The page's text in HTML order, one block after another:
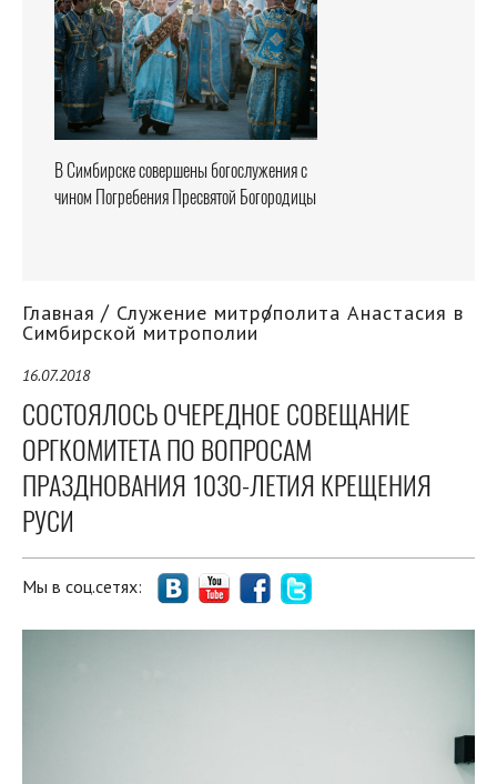
В Симбирске совершены богослужения с
чином Погребения Пресвятой Богородицы
Главная Служение митрополита Анастасия в
Симбирской митрополии
16.07.2018
СОСТОЯЛОСЬ ОЧЕРЕДНОЕ СОВЕЩАНИЕ
ОРГКОМИТЕТА ПО ВОПРОСАМ
ПРАЗДНОВАНИЯ 1030-ЛЕТИЯ КРЕЩЕНИЯ
РУСИ
Мы в соц.сетях: